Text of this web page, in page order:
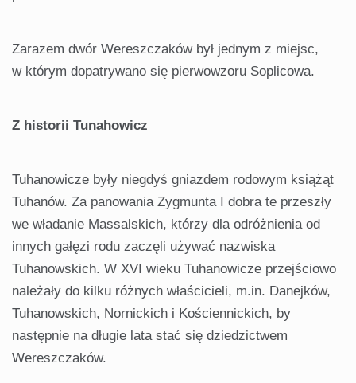
Zarazem dwór Wereszczaków był jednym z miejsc,
w którym dopatrywano się pierwowzoru Soplicowa.
Z historii Tunahowicz
Tuhanowicze były niegdyś gniazdem rodowym książąt
Tuhanów. Za panowania Zygmunta I dobra te przeszły
we władanie Massalskich, którzy dla odróżnienia od
innych gałęzi rodu zaczęli używać nazwiska
Tuhanowskich. W XVI wieku Tuhanowicze przejściowo
należały do kilku różnych właścicieli, m.in. Danejków,
Tuhanowskich, Nornickich i Kościennickich, by
następnie na długie lata stać się dziedzictwem
Wereszczaków.